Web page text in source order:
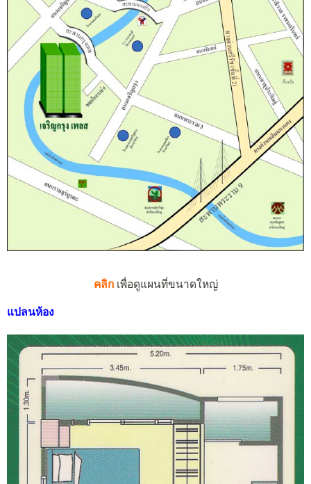
คลิกเพื่อดูแผนที่ขนาดใหญ่
แปลนห้อง